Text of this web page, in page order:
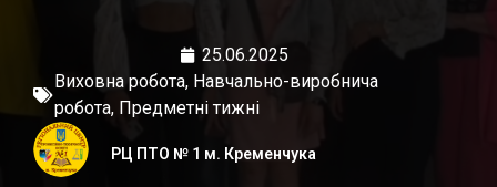
25.06.2025
Виховна робота, Навчально-виробнича
робота, Предметні тижні
РЦ ПТО № 1 м. Кременчука